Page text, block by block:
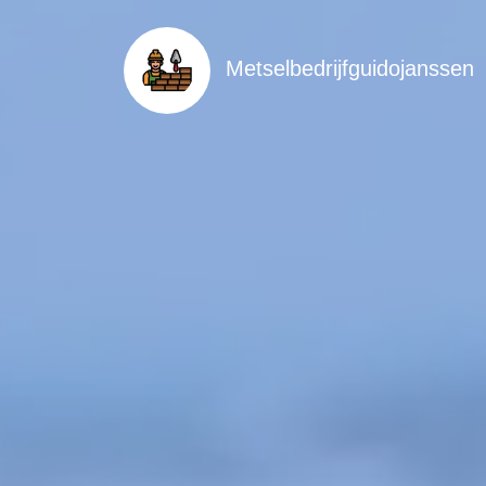
Metselbedrijfguidojanssen